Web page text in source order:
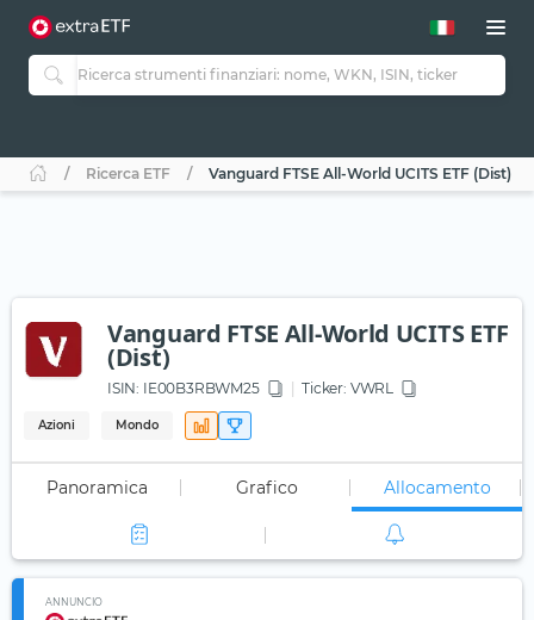
Ricerca ETF Vanguard FTSE All-World UCITS ETF (Dist)
Vanguard FTSE All-World UCITS ETF
(Dist)
ISIN: IE00B3RBWM25 Ticker: VWRL
Azioni Mondo
Panoramica Grafico Allocamento
ANNUNCIO